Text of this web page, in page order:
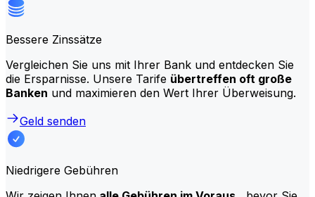
Bessere Zinssätze
Vergleichen Sie uns mit Ihrer Bank und entdecken Sie
die Ersparnisse. Unsere Tarife übertreffen oft große
Banken und maximieren den Wert Ihrer Überweisung.
Geld senden
Niedrigere Gebühren